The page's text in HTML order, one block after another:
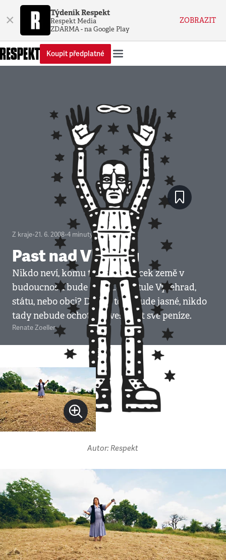
× Týdeník Respekt
Respekt Media
ZDARMA - na Google Play
ZOBRAZIT
Koupit předplatné
Z kraje•21. 6. 2008•4 minuty
Past nad Vltavou
Nikdo neví, komu ten malý plácek země v
budoucností bude patřit. Kapitule Vyšehrad,
státu, nebo obci? Dokud to nebude jasné, nikdo
tady nebude ochoten investovat své peníze.
Renate Zoeller
Autor: Respekt